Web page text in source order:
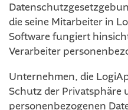
die seine Mitarbeiter in
Software fungiert
Verarbeiter
Unternehmen, die
Schutz der Privatsphäre
personenbezogenen